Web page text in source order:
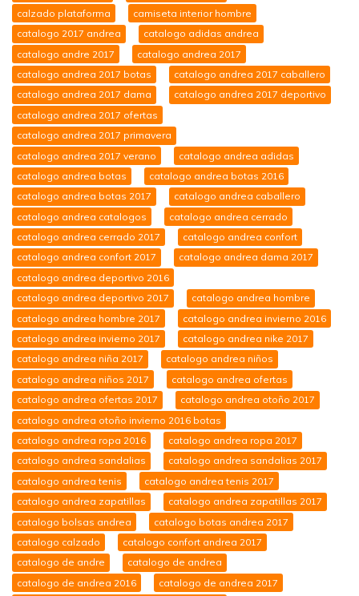
calzado plataforma
camiseta interior hombre
catalogo 2017 andrea
catalogo adidas andrea
catalogo andre 2017
catalogo andrea 2017
catalogo andrea 2017 botas
catalogo andrea 2017 caballero
catalogo andrea 2017 dama
catalogo andrea 2017 deportivo
catalogo andrea 2017 ofertas
catalogo andrea 2017 primavera
catalogo andrea 2017 verano
catalogo andrea adidas
catalogo andrea botas
catalogo andrea botas 2016
catalogo andrea botas 2017
catalogo andrea caballero
catalogo andrea catalogos
catalogo andrea cerrado
catalogo andrea cerrado 2017
catalogo andrea confort
catalogo andrea confort 2017
catalogo andrea dama 2017
catalogo andrea deportivo 2016
catalogo andrea deportivo 2017
catalogo andrea hombre
catalogo andrea hombre 2017
catalogo andrea invierno 2016
catalogo andrea invierno 2017
catalogo andrea nike 2017
catalogo andrea niña 2017
catalogo andrea niños
catalogo andrea niños 2017
catalogo andrea ofertas
catalogo andrea ofertas 2017
catalogo andrea otoño 2017
catalogo andrea otoño invierno 2016 botas
catalogo andrea ropa 2016
catalogo andrea ropa 2017
catalogo andrea sandalias
catalogo andrea sandalias 2017
catalogo andrea tenis
catalogo andrea tenis 2017
catalogo andrea zapatillas
catalogo andrea zapatillas 2017
catalogo bolsas andrea
catalogo botas andrea 2017
catalogo calzado
catalogo confort andrea 2017
catalogo de andre
catalogo de andrea
catalogo de andrea 2016
catalogo de andrea 2017